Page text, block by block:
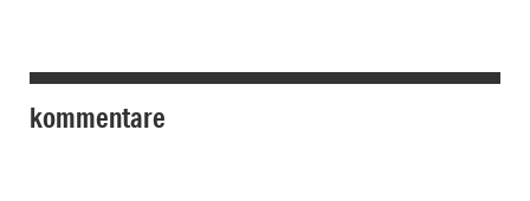
kommentare